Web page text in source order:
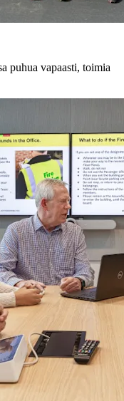
puhua vapaasti, toimia